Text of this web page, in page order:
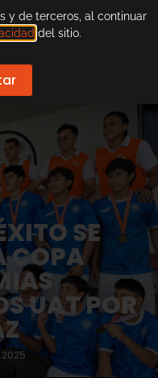
SE
COPA
UAT POR
2025
y de terceros, al continuar
del sitio.